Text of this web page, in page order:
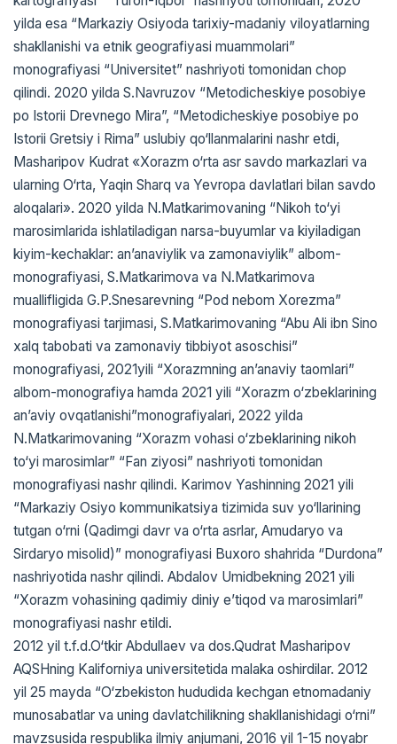
yilda esa “Markaziy Osiyoda tarixiy-madaniy viloyatlarning
shakllanishi va etnik geografiyasi muammolari”
monografiyasi “Universitet” nashriyoti tomonidan chop
qilindi. 2020 yilda S.Navruzov “Metodicheskiye posobiye
po Istorii Drevnego Mira”, “Metodicheskiye posobiye po
Istorii Gretsiy i Rima” uslubiy qo‘llanmalarini nashr etdi,
Masharipov Kudrat «Xorazm o‘rta asr savdo markazlari va
ularning O‘rta, Yaqin Sharq va Yevropa davlatlari bilan savdo
aloqalari». 2020 yilda N.Matkarimovaning “Nikoh to‘yi
marosimlarida ishlatiladigan narsa-buyumlar va kiyiladigan
kiyim-kechaklar: an’anaviylik va zamonaviylik” albom-
monografiyasi, S.Matkarimova va N.Matkarimova
muallifligida G.P.Snesarevning “Pod nebom Xorezma”
monografiyasi tarjimasi, S.Matkarimovaning “Abu Ali ibn Sino
xalq tabobati va zamonaviy tibbiyot asoschisi”
monografiyasi, 2021yili “Xorazmning an’anaviy taomlari”
albom-monografiya hamda 2021 yili “Xorazm o‘zbeklarining
an’aviy ovqatlanishi”monografiyalari, 2022 yilda
N.Matkarimovaning “Xorazm vohasi o‘zbeklarining nikoh
to‘yi marosimlar” “Fan ziyosi” nashriyoti tomonidan
monografiyasi nashr qilindi. Karimov Yashinning 2021 yili
“Markaziy Osiyo kommunikatsiya tizimida suv yo‘llarining
tutgan o‘rni (Qadimgi davr va o‘rta asrlar, Amudaryo va
Sirdaryo misolid)” monografiyasi Buxoro shahrida “Durdona”
nashriyotida nashr qilindi. Abdalov Umidbekning 2021 yili
“Xorazm vohasining qadimiy diniy e’tiqod va marosimlari”
monografiyasi nashr etildi.
2012 yil t.f.d.O‘tkir Abdullaev va dos.Qudrat Masharipov
AQSHning Kaliforniya universitetida malaka oshirdilar. 2012
yil 25 mayda “O‘zbekiston hududida kechgan etnomadaniy
munosabatlar va uning davlatchilikning shakllanishidagi o‘rni”
mavzsusida respublika ilmiy anjumani, 2016 yil 1-15 noyabr